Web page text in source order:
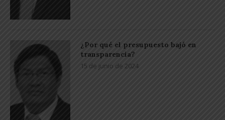
¿Por qué el presupuesto bajó en
transparencia?
15 de junio de 2024